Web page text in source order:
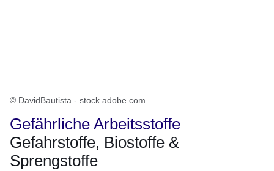
© DavidBautista - stock.adobe.com
Gefährliche Arbeitsstoffe
Gefahrstoffe, Biostoffe &
Sprengstoffe